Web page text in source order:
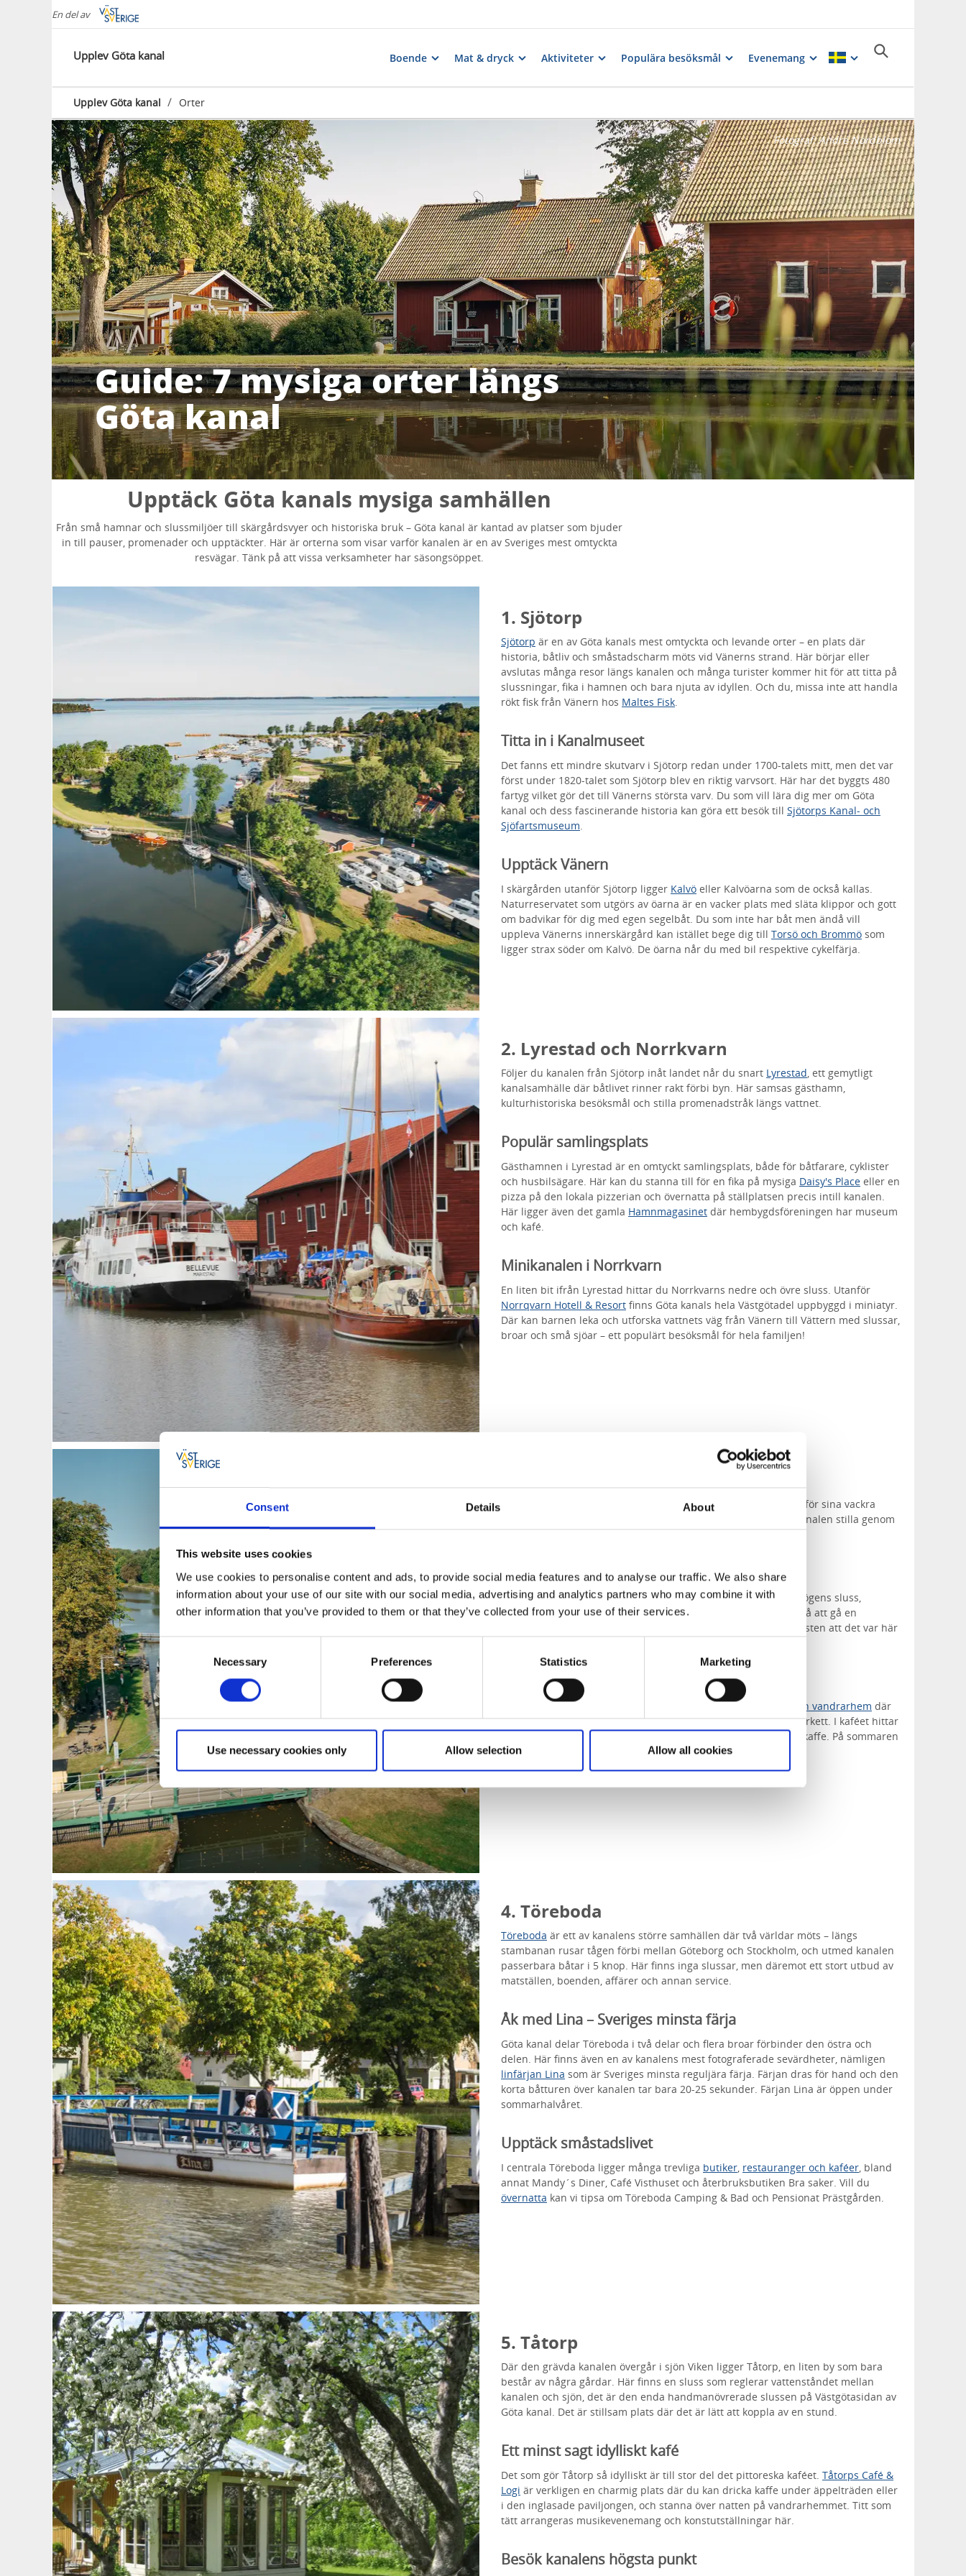
Consent Details About
This website uses cookies
We use cookies to personalise content and ads, to provide social media features and to analyse our traffic. We also share
information about your use of our site with our social media, advertising and analytics partners who may combine it with
other information that you’ve provided to them or that they’ve collected from your use of their services.
Consent
Selection
Necessary Preferences Statistics Marketing
Use necessary cookies only Allow selection Allow all cookies
En del av
Upplev Göta kanal Boende Mat & dryck Aktiviteter Populära besöksmål Evenemang
Upplev Göta kanal / Orter
Guide: 7 mysiga orter längs
Göta kanal
Fotograf:André Nordblom
Upptäck Göta kanals mysiga samhällen
Från små hamnar och slussmiljöer till skärgårdsvyer och historiska bruk – Göta kanal är kantad av platser som bjuder
in till pauser, promenader och upptäckter. Här är orterna som visar varför kanalen är en av Sveriges mest omtyckta
resvägar. Tänk på att vissa verksamheter har säsongsöppet.
1. Sjötorp
Sjötorp är en av Göta kanals mest omtyckta och levande orter – en plats där
historia, båtliv och småstadscharm möts vid Vänerns strand. Här börjar eller
avslutas många resor längs kanalen och många turister kommer hit för att titta på
slussningar, fika i hamnen och bara njuta av idyllen. Och du, missa inte att handla
rökt fisk från Vänern hos Maltes Fisk.
Titta in i Kanalmuseet
Det fanns ett mindre skutvarv i Sjötorp redan under 1700-talets mitt, men det var
först under 1820-talet som Sjötorp blev en riktig varvsort. Här har det byggts 480
fartyg vilket gör det till Vänerns största varv. Du som vill lära dig mer om Göta
kanal och dess fascinerande historia kan göra ett besök till Sjötorps Kanal- och
Sjöfartsmuseum.
Upptäck Vänern
I skärgården utanför Sjötorp ligger Kalvö eller Kalvöarna som de också kallas.
Naturreservatet som utgörs av öarna är en vacker plats med släta klippor och gott
om badvikar för dig med egen segelbåt. Du som inte har båt men ändå vill
uppleva Vänerns innerskärgård kan istället bege dig till Torsö och Brommö som
ligger strax söder om Kalvö. De öarna når du med bil respektive cykelfärja.
2. Lyrestad och Norrkvarn
Följer du kanalen från Sjötorp inåt landet når du snart Lyrestad, ett gemytligt
kanal­samhälle där båtlivet rinner rakt förbi byn. Här samsas gästhamn,
kulturhistoriska besöksmål och stilla promenadstråk längs vattnet.
Populär samlingsplats
Gästhamnen i Lyrestad är en omtyckt samlingsplats, både för båtfarare, cyklister
och husbilsägare. Här kan du stanna till för en fika på mysiga Daisy's Place eller en
pizza på den lokala pizzerian och övernatta på ställplatsen precis intill kanalen.
Här ligger även det gamla Hamnmagasinet där hembygdsföreningen har museum
och kafé.
Minikanalen i Norrkvarn
En liten bit ifrån Lyrestad hittar du Norrkvarns nedre och övre sluss. Utanför
Norrqvarn Hotell & Resort finns Göta kanals hela Västgötadel uppbyggd i miniatyr.
Där kan barnen leka och utforska vattnets väg från Vänern till Vättern med slussar,
broar och små sjöar – ett populärt besöksmål för hela familjen!
Hajstorp är en av de mest älskade orterna längs kanalen, känd för sina vackra
slussmiljöer, fina bebyggelse och lugna atmosfär. Här rinner kanalen stilla genom
ett landskap som nästan känns oförändrat sedan 1800-talet.
Promenera i slussmiljön
Hajstorp är en slusstät sträcka där det finns fyra slussar; Godhögens sluss,
Riksbergs slussar samt Hajstorps nedre och övre sluss. Passa på att gå en
promenad utmed kanalen oh titta på slussarna. Visste du förresten att det var här
Ta en fika i brovaktarstugan
Den gula brovaktarstugan i Hajstorp inrymmer ett slusskafé och vandrarhem där
du kan stanna till för en fika och se kanalbåtarna från första parkett. I kaféet hittar
du smarriga kakor, lokal glass, smörgåsar och såklart nybryggt kaffe. På sommaren
fylls byn av bilfantaster från hela landet under de populära
veteranfordonsträffarna.
4. Töreboda
Töreboda är ett av kanalens större samhällen där två världar möts – längs
stambanan rusar tågen förbi mellan Göteborg och Stockholm, och utmed kanalen
passerbara båtar i 5 knop. Här finns inga slussar, men däremot ett stort utbud av
matställen, boenden, affärer och annan service.
Åk med Lina – Sveriges minsta färja
Göta kanal delar Töreboda i två delar och flera broar förbinder den östra och
delen. Här finns även en av kanalens mest fotograferade sevärdheter, nämligen
linfärjan Lina som är Sveriges minsta reguljära färja. Färjan dras för hand och den
korta båtturen över kanalen tar bara 20-25 sekunder. Färjan Lina är öppen under
sommarhalvåret.
Upptäck småstadslivet
I centrala Töreboda ligger många trevliga butiker, restauranger och kaféer, bland
annat Mandy´s Diner, Café Visthuset och återbruksbutiken Bra saker. Vill du
övernatta kan vi tipsa om Töreboda Camping & Bad och Pensionat Prästgården.
5. Tåtorp
Där den grävda kanalen övergår i sjön Viken ligger Tåtorp, en liten by som bara
består av några gårdar. Här finns en sluss som reglerar vattenståndet mellan
kanalen och sjön, det är den enda handmanövrerade slussen på Västgötasidan av
Göta kanal. Det är stillsam plats där det är lätt att koppla av en stund.
Ett minst sagt idylliskt kafé
Det som gör Tåtorp så idylliskt är till stor del det pittoreska kaféet. Tåtorps Café &
Logi är verkligen en charmig plats där du kan dricka kaffe under äppelträden eller
i den inglasade paviljongen, och stanna över natten på vandrarhemmet. Titt som
tätt arrangeras musikevenemang och konstutställningar här.
Besök kanalens högsta punkt